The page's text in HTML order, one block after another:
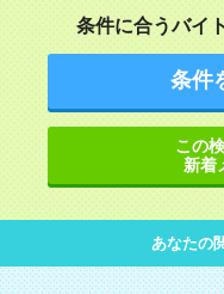
条件に合うバイ
条件
この
新着
あなたの